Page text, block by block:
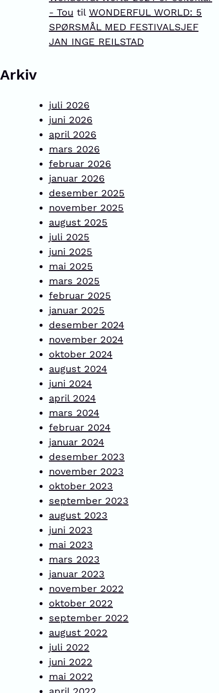
- Tou til WONDERFUL WORLD: 5
SPØRSMÅL MED FESTIVALSJEF
JAN INGE REILSTAD
Arkiv
juli 2026
juni 2026
april 2026
mars 2026
februar 2026
januar 2026
desember 2025
november 2025
august 2025
juli 2025
juni 2025
mai 2025
mars 2025
februar 2025
januar 2025
desember 2024
november 2024
oktober 2024
august 2024
juni 2024
april 2024
mars 2024
februar 2024
januar 2024
desember 2023
november 2023
oktober 2023
september 2023
august 2023
juni 2023
mai 2023
mars 2023
januar 2023
november 2022
oktober 2022
september 2022
august 2022
juli 2022
juni 2022
mai 2022